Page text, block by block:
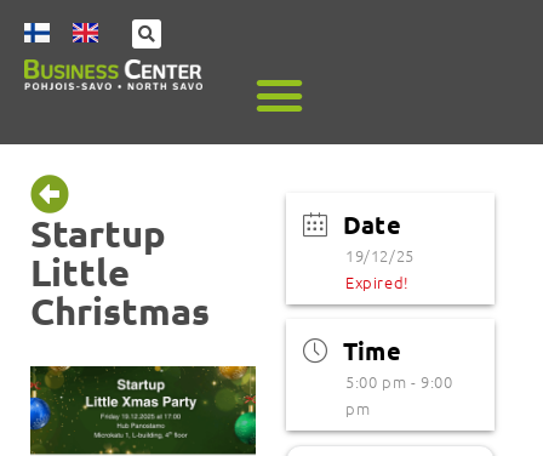
Startup
Little
Christmas
Date
19/12/25
Expired!
Time
5:00 pm - 9:00
pm